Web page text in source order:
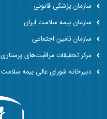
سازمان پزشکی قانونی
سازمان بیمه سلامت ایران
سازمان تامین اجتماعی
مرکز تحقیقات مراقبت‌های پرستاری
دبیرخانه شورای عالی بیمه سلامت